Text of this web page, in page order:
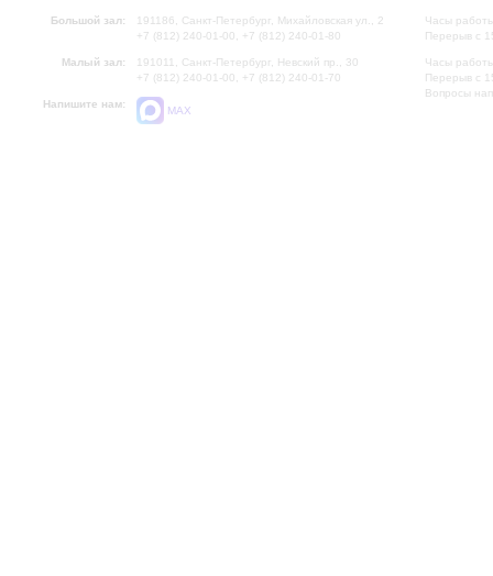
Большой зал:
191186, Санкт-Петербург, Михайловская ул., 2
+7 (812) 240-01-00, +7 (812) 240-01-80
Малый зал:
191011, Санкт-Петербург, Невский пр., 30
+7 (812) 240-01-00, +7 (812) 240-01-70
Напишите нам:
MAX
Часы
Перерыв с
Часы
Перерыв с
Вопросы